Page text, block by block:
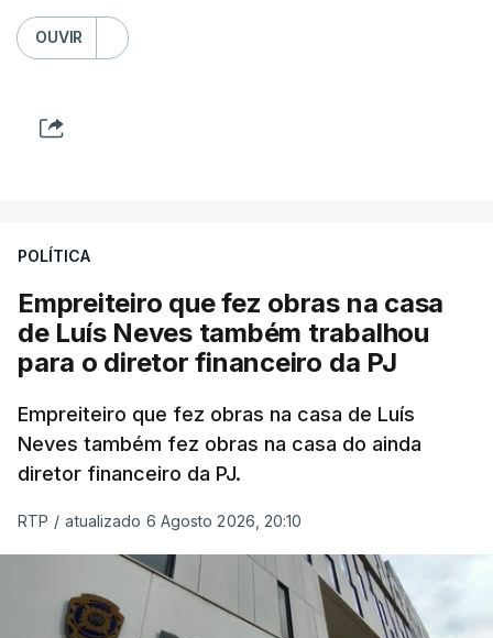
OUVIR
POLÍTICA
Empreiteiro que fez obras na casa
de Luís Neves também trabalhou
para o diretor financeiro da PJ
Empreiteiro que fez obras na casa de Luís
Neves também fez obras na casa do ainda
diretor financeiro da PJ.
RTP / atualizado 6 Agosto 2026, 20:10